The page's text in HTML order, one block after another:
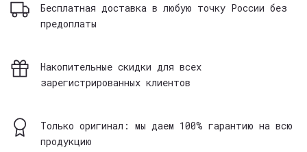
Бесплатная доставка в любую точку России без
предоплаты
Накопительные скидки для всех
зарегистрированных клиентов
Только оригинал: мы даем 100% гарантию на всю
продукцию